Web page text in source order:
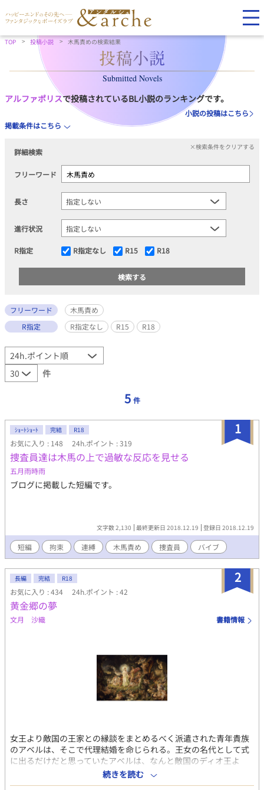
TOP 投稿小説 木馬責めの検索結果
Submitted Novels
アルファポリスで投稿されているBL小説のランキングです。
小説の投稿はこちら
掲載条件はこちら
詳細検索
×検索条件をクリアする
フリーワード
長さ
進行状況
R指定 R指定なし R15 R18
フリーワード
木馬責め
R指定
R指定なし R15 R18
件
5 件
1
ｼｮｰﾄｼｮｰﾄ 完結 R18
お気に入り : 148 24h.ポイント : 319
捜査員達は木馬の上で過敏な反応を見せる
五月雨時雨
ブログに掲載した短編です。
文字数 2,130 最終更新日 2018.12.19 登録日 2018.12.19
短編 拘束 連縛 木馬責め 捜査員 バイブ
2
長編 完結 R18
お気に入り : 434 24h.ポイント : 42
黄金郷の夢
文月 沙織 書籍情報
女王より敵国の王家との縁談をまとめるべく派遣された青年貴族
のアベルは、そこで代理結婚を命じられる。王女の名代として式
に出るだけだと思っていたアベルは、なんと敵国のディオ王よ
り、花嫁代理として伽を命じられ、抵抗するものの、逃げること
は出来ず、夜毎、屈辱のなか、調教師たちによって身体を開発さ
続きを読む